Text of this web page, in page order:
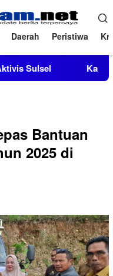
Daerah Peristiwa
Kapolres Polewali
Bantuan
2025 di